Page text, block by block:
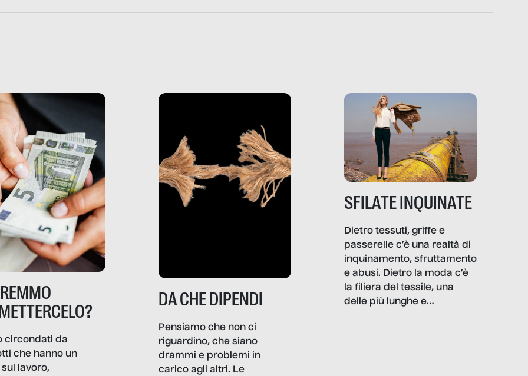
circondati da
che hanno un
lavoro,
DA CHE DIPENDI
Pensiamo che non ci
riguardino, che siano
drammi e problemi in
carico agli altri. Le
SFILATE INQUINATE
Dietro tessuti, griffe e
passerelle c’è una realtà di
inquinamento, sfruttamento
e abusi. Dietro la moda c’è
la filiera del tessile, una
delle più lunghe e